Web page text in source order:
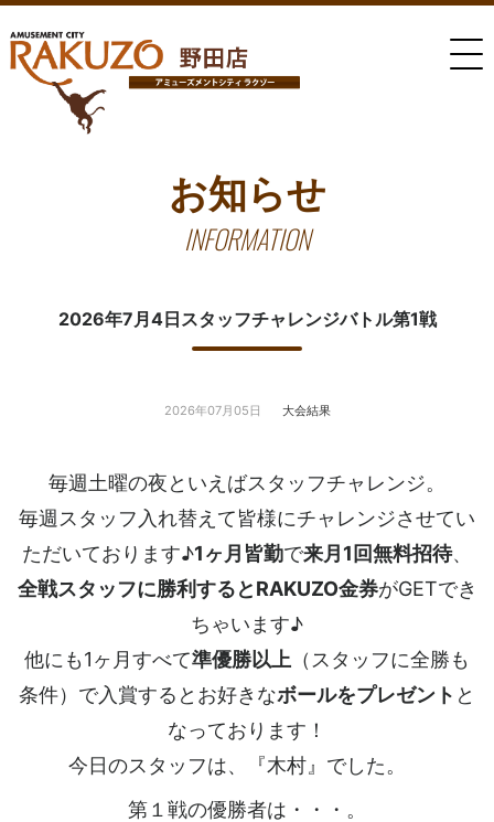
お知らせ
INFORMATION
2026年7月4日スタッフチャレンジバトル第1戦
2026年07月05日 大会結果
毎週土曜の夜といえばスタッフチャレンジ。
毎週スタッフ入れ替えて皆様にチャレンジさせてい
ただいております♪1ヶ月皆勤で来月1回無料招待、
全戦スタッフに勝利するとRAKUZO金券がGETでき
ちゃいます♪
他にも1ヶ月すべて準優勝以上 （スタッフに全勝も
条件）で入賞するとお好きなボールをプレゼント と
なっております！
今日のスタッフは、『木村』でした。
第１戦の優勝者は・・・。